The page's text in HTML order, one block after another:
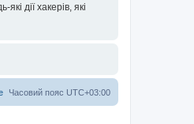
дії хакерів, які
Часовий пояс UTC+03:00